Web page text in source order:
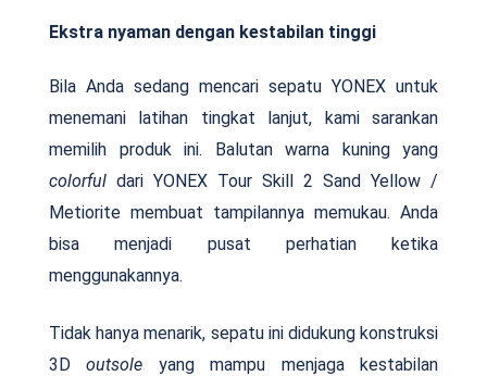
Ekstra nyaman dengan kestabilan tinggi
Bila Anda sedang mencari sepatu YONEX untuk
menemani latihan tingkat lanjut, kami sarankan
memilih produk ini. Balutan warna kuning yang
colorful dari YONEX Tour Skill 2 Sand Yellow /
Metiorite membuat tampilannya memukau. Anda
bisa menjadi pusat perhatian ketika
menggunakannya.
Tidak hanya menarik, sepatu ini didukung konstruksi
3Doutsole yang mampu menjaga kestabilan